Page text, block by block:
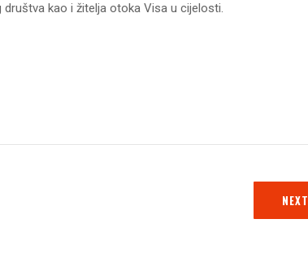
kao i žitelja otoka Visa u cijelosti.
NEXT